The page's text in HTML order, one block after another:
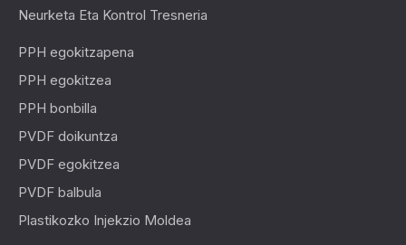
Neurketa Eta Kontrol Tresneria
PPH egokitzapena
PPH egokitzea
PPH bonbilla
PVDF doikuntza
PVDF egokitzea
PVDF balbula
Plastikozko Injekzio Moldea